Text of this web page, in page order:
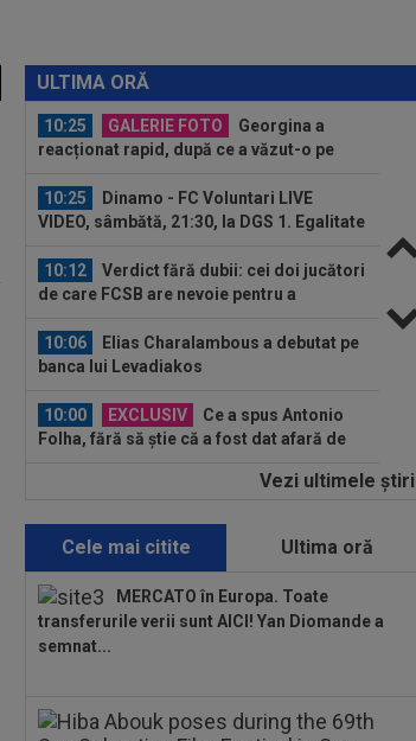
ULTIMA ORĂ
o direct: ”Nu face ce vrea el! Îl țin pe bancă
doi ani și...
10:25
GALERIE FOTO
Georgina a
reacționat rapid, după ce a văzut-o pe
10:25
Dinamo - FC Voluntari LIVE
VIDEO, sâmbătă, 21:30, la DGS 1. Egalitate
10:12
Verdict fără dubii: cei doi jucători
de care FCSB are nevoie pentru a
10:06
Elias Charalambous a debutat pe
banca lui Levadiakos
10:00 EXCLUSIV
Ce a spus Antonio
Folha, fără să știe că a fost dat afară de
S-a aflat câți bani oferă Barcelona
10:52
Surpriză, la 3 săptămâni după ce
Ioana și Ilie Năstase au făcut anunțul
10:51
Primul antrenor ofertat de CFR
Cluj, după ce Varga a anunțat că ”Folha
în Champions League
Vezi ultimele ştiri
Cele mai citite Ultima oră
MERCATO în Europa. Toate
transferurile verii sunt AICI! Yan Diomande a
semnat...